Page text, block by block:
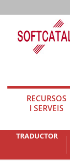
RECURSOS
I SERVEIS
TRADUCTOR